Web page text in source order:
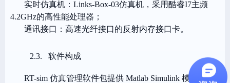
实时仿真机 ：Links-Box-03仿真机，采用酷睿I7主频
4.2GHz的高性能处理器；
通讯接口：高速光纤接口的反射内存接口卡。
2.3. 软件构成
RT-sim 仿真管理软件包提供 Matlab Simulink 模型与实